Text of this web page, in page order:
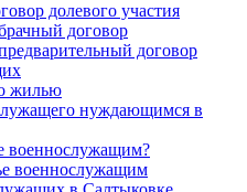
долевого участия
договор
договор
жилью
нуждающимся в
военнослужащим?
военнослужащим